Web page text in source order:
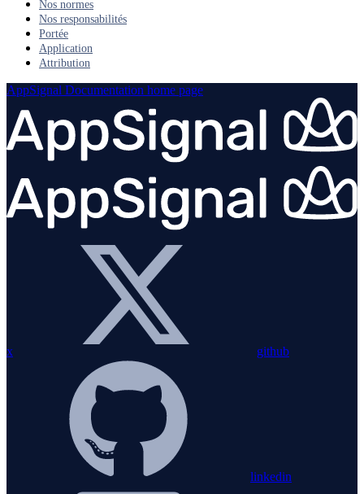
Nos normes
Nos responsabilités
Portée
Application
Attribution
AppSignal Documentation home page
x github
linkedin